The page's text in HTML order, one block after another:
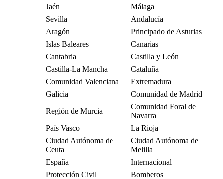
Jaén
Málaga
Sevilla
Andalucía
Aragón
Principado de Asturias
Islas Baleares
Canarias
Cantabria
Castilla y León
Castilla-La Mancha
Cataluña
Comunidad Valenciana
Extremadura
Galicia
Comunidad de Madrid
Región de Murcia
Comunidad Foral de
Navarra
País Vasco
La Rioja
Ciudad Autónoma de
Ceuta
Ciudad Autónoma de
Melilla
España
Internacional
Protección Civil
Bomberos